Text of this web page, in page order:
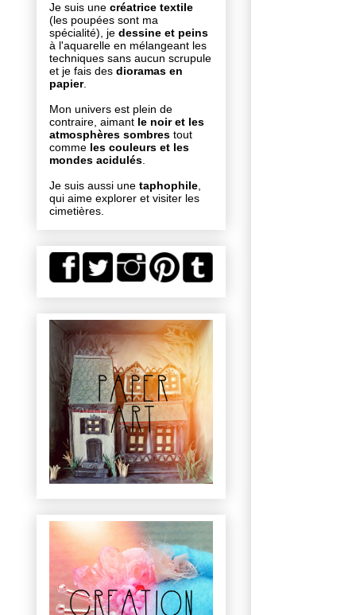
Je suis une créatrice textile
(les poupées sont ma
spécialité), je dessine et peins
à l'aquarelle en mélangeant les
techniques sans aucun scrupule
et je fais des dioramas en
papier.
Mon univers est plein de
contraire, aimant le noir et les
atmosphères sombres tout
comme les couleurs et les
mondes acidulés
Je suis aussi une taphophile
qui aime explorer et visiter les
cimetières.